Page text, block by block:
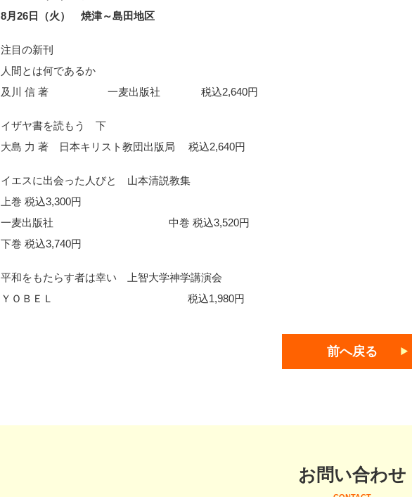
8月26日（火） 焼津～島田地区
注目の新刊
人間とは何であるか
及川 信 著 一麦出版社 税込2,640円
イザヤ書を読もう 下
大島 力 著 日本キリスト教団出版局 税込2,640円
イエスに出会った人びと 山本清説教集
上巻 税込3,300円
一麦出版社 中巻 税込3,520円
下巻 税込3,740円
平和をもたらす者は幸い 上智大学神学講演会
ＹＯＢＥＬ 税込1,980円
前へ戻る
お問い合わせ